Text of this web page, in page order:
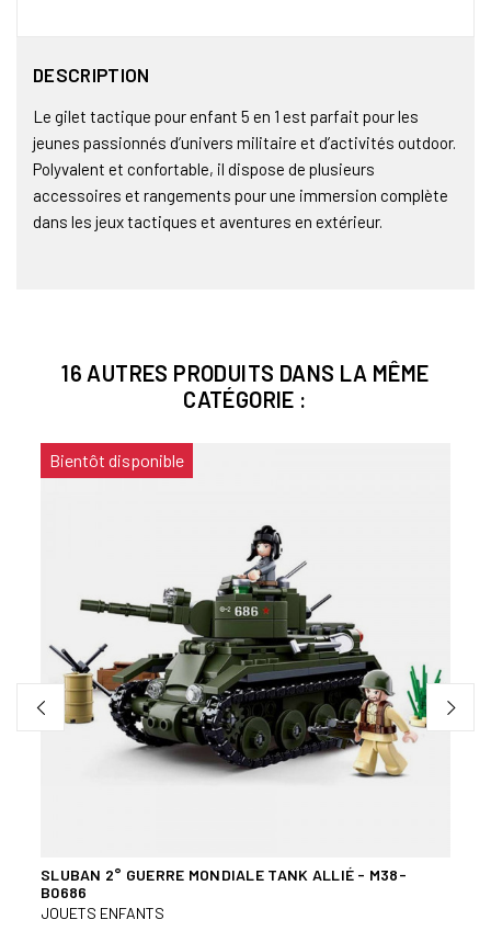
DESCRIPTION
Le gilet tactique pour enfant 5 en 1 est parfait pour les
jeunes passionnés d’univers militaire et d’activités outdoor.
Polyvalent et confortable, il dispose de plusieurs
accessoires et rangements pour une immersion complète
dans les jeux tactiques et aventures en extérieur.
16 AUTRES PRODUITS DANS LA MÊME
CATÉGORIE :
Bientôt disponible
SLUBAN 2° GUERRE MONDIALE TANK ALLIÉ - M38-
B0686
JOUETS ENFANTS